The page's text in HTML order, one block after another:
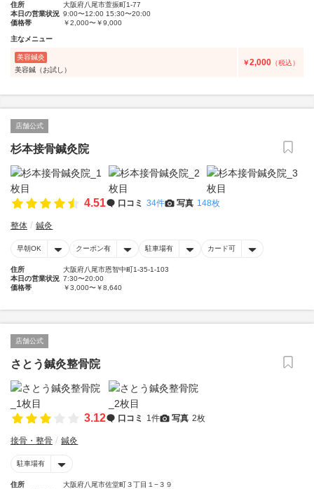
住所
大阪府八尾市萱振町1-77
本日の営業状況 9:00〜12:00 15:30〜20:00
価格帯
￥2,000〜￥9,000
主なメニュー
美容鍼灸
美容鍼（お試し）
￥2,000 （税込）
店舗公式
杉本接骨鍼灸院
4.51 口コミ 34件 写真 148枚
整体 鍼灸
早朝OK クーポン有 駐車場有 カード可
住所
大阪府八尾市恩智中町1-35-1-103
本日の営業状況 7:30〜20:00
価格帯
￥3,000〜￥8,640
店舗公式
さとう鍼灸整骨院
3.12 口コミ 1件 写真 2枚
接骨・整骨 鍼灸
駐車場有
住所
大阪府八尾市佐堂町３丁目１−３９